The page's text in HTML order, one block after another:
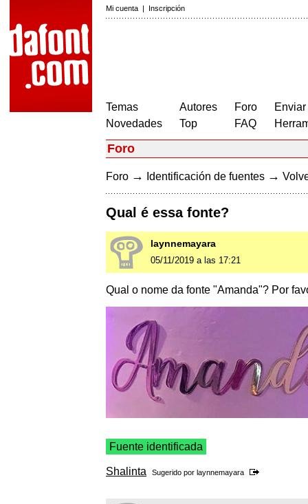
Mi cuenta | Inscripción
Temas
Novedades
Autores
Top
Foro
FAQ
Foro
Foro → Identificación de fuentes →
Qual é essa fonte?
laynnemayara
05/11/2019 a las 17:21
Qual o nome da fonte "Amanda"? Por
Fuente identificada
Shalinta Sugerido por laynnemayara